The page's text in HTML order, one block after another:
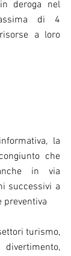
deroga nel
di 4
a loro
la
che
in via
successivi a
preventiva
turismo,